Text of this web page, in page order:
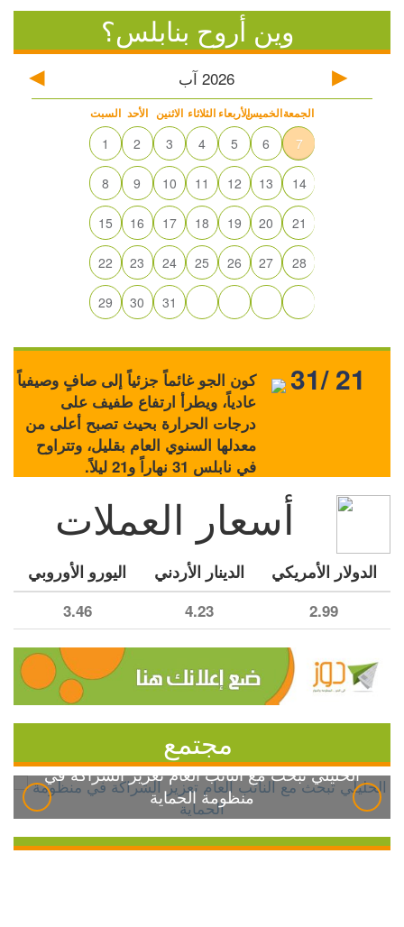
وين أروح بنابلس؟
2026 آب
السبت الأحد الاثنين الثلاثاء الأربعاءالخميسالجمعة
1 2 3 4 5 6 7
8 9 10 11 12 13 14
15 16 17 18 19 20 21
22 23 24 25 26 27 28
29 30 31
كون الجو غائماً جزئياً إلى صافٍ وصيفياً
عادياً، ويطرأ ارتفاع طفيف على
درجات الحرارة بحيث تصبح أعلى من
معدلها السنوي العام بقليل، وتتراوح
في نابلس 31 نهاراً و21 ليلاً.
31/ 21
أسعار العملات
الدولار الأمريكي الدينار الأردني اليورو الأوروبي
2.99
4.23
3.46
مجتمع
الخليلي تبحث مع النائب العام تعزيز الشراكة في
منظومة الحماية